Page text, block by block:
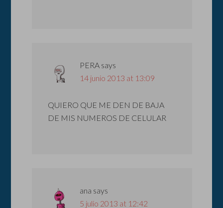
PERA says
14 junio 2013 at 13:09
QUIERO QUE ME DEN DE BAJA
DE MIS NUMEROS DE CELULAR
ana says
5 julio 2013 at 12:42